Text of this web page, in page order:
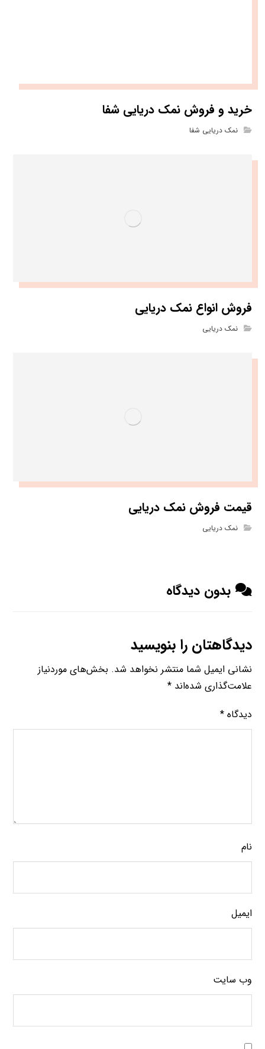
خرید و فروش نمک دریایی شفا
نمک دریایی شفا
فروش انواع نمک دریایی
نمک دریایی
قیمت فروش نمک دریایی
نمک دریایی
بدون دیدگاه
دیدگاهتان را بنویسید
نشانی ایمیل شما منتشر نخواهد شد. بخش‌های موردنیاز
علامت‌گذاری شده‌اند*
دیدگاه*
نام
ایمیل
وب‌ سایت